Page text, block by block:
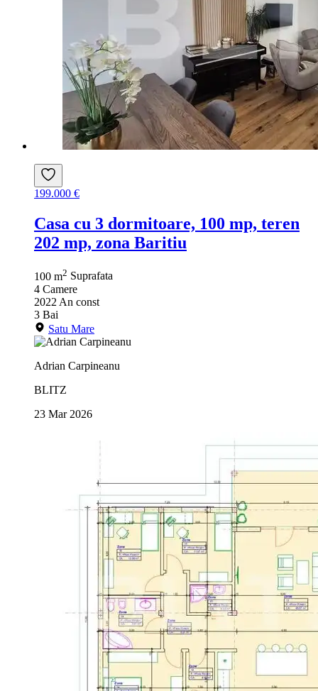
199.000 €
Casa cu 3 dormitoare, 100 mp, teren
202 mp, zona Baritiu
100 m2 Suprafata
4 Camere
2022 An const
3 Bai
Satu Mare
Adrian Carpineanu
BLITZ
23 Mar 2026